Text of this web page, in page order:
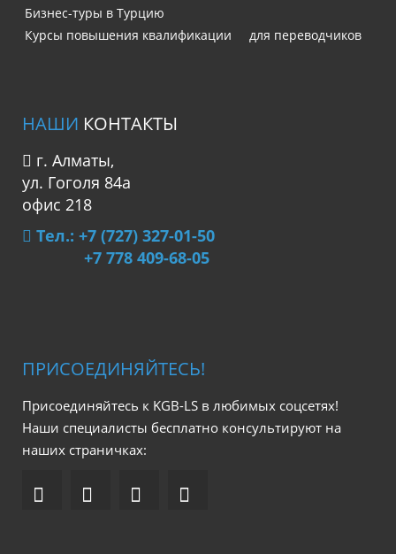
Бизнес-туры в Турцию
Курсы повышения квалификации для переводчиков
НАШИ КОНТАКТЫ
г. Алматы,
ул. Гоголя 84а
офис 218
Тел.: +7 (727) 327-01-50
+7 778 409-68-05
ПРИСОЕДИНЯЙТЕСЬ!
Присоединяйтесь к KGB-LS в любимых соцсетях!
Наши специалисты бесплатно консультируют на
наших страничках: